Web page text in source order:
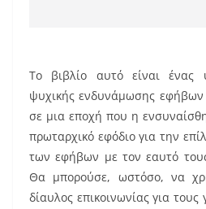
Το βιβλίο αυτό είναι ένας
ψυχικής ενδυνάμωσης εφήβων
σε μια εποχή που η
πρωταρχικό εφόδιο για την
των εφήβων με τον εαυτό
Θα μπορούσε, ωστόσο, να
δίαυλος επικοινωνίας για